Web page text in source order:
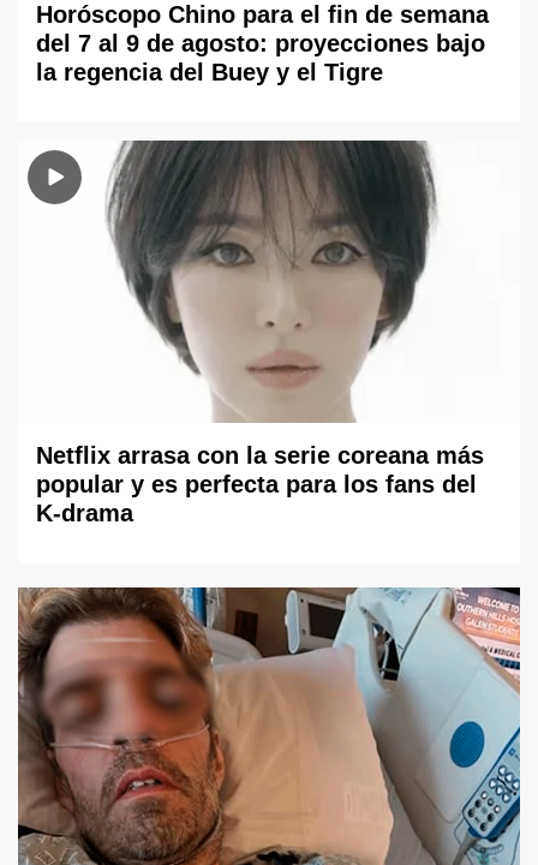
Horóscopo Chino para el fin de semana
del 7 al 9 de agosto: proyecciones bajo
la regencia del Buey y el Tigre
Netflix arrasa con la serie coreana más
popular y es perfecta para los fans del
K-drama